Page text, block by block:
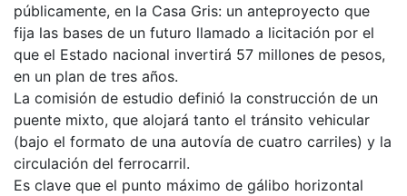
públicamente, en la Casa Gris: un anteproyecto que
fija las bases de un futuro llamado a licitación por el
que el Estado nacional invertirá 57 millones de pesos,
en un plan de tres años.
La comisión de estudio definió la construcción de un
puente mixto, que alojará tanto el tránsito vehicular
(bajo el formato de una autovía de cuatro carriles) y la
circulación del ferrocarril.
Es clave que el punto máximo de gálibo horizontal